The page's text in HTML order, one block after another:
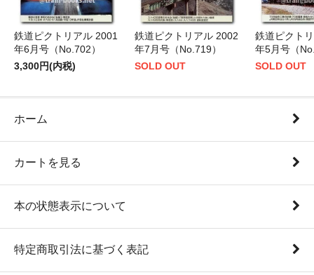
鉄道ピクトリアル 2001
年6月号（No.702）
3,300円(内税)
鉄道ピクトリアル 2002
年7月号（No.719）
SOLD OUT
鉄道ピクト
年5月号（
SOLD OUT
ホーム
カートを見る
本の状態表示について
特定商取引法に基づく表記